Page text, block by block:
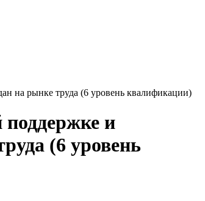
на рынке труда (6 уровень квалификации)
поддержке и
(6 уровень